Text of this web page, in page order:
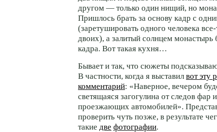
другом — только один нищий, но
Пришлось брать за основу кадр с
(заретушировать одного человека
двоих), а залитый солнцем монастырь
кадра. Вот такая кухня…
Бывает и так, что сюжеты
В частности, когда я выставил вот эту
комментарий: «Наверное, вечером
светящаяся загогулина от следов фар
проезжающих автомобилей».
проверить чуть позже, в результате
такие две фотографии.